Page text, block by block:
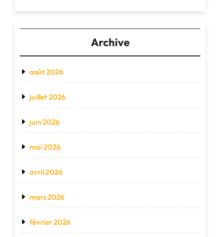
Archive
août 2026
juillet 2026
juin 2026
mai 2026
avril 2026
mars 2026
février 2026